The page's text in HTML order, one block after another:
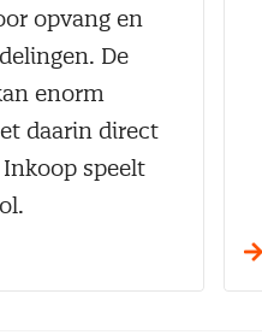
opvang en
De
enorm
daarin direct
speelt